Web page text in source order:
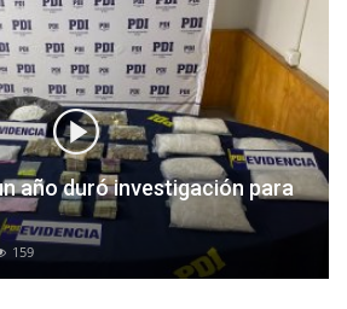
año duró investigación para
159